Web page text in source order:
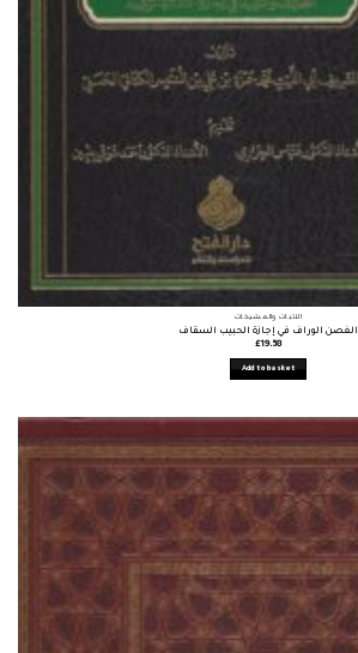
الأثبات والمشيخات
الغصن الوراف في إجازة الحبيب السقاف
£19.58
Add to basket